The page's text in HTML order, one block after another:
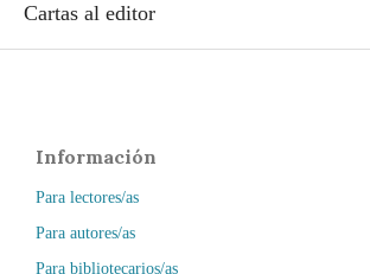
Cartas al editor
Información
Para lectores/as
Para autores/as
Para bibliotecarios/as